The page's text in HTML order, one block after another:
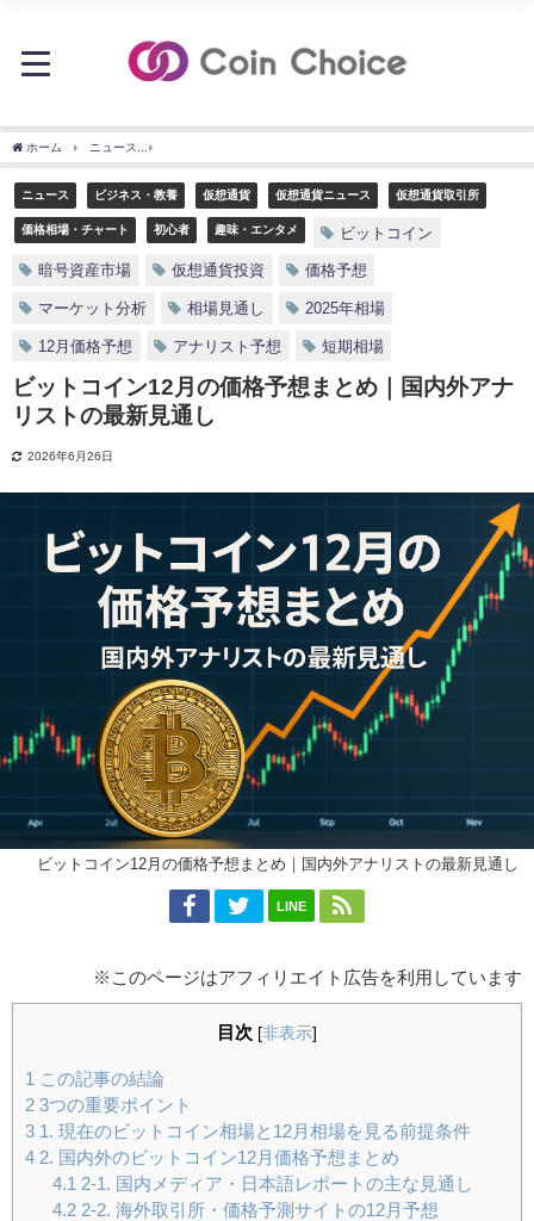
ホーム ニュース
ニュース ビジネス・教養 仮想通貨 仮想通貨ニュース 仮想通貨取引所
価格相場・チャート 初心者 趣味・エンタメ ビットコイン
暗号資産市場 仮想通貨投資 価格予想
マーケット分析 相場見通し 2025年相場
12月価格予想 アナリスト予想 短期相場
ビットコイン12月の価格予想まとめ｜国内外アナ
リストの最新見通し
2026年6月26日
ビットコイン12月の価格予想まとめ｜国内外アナリストの最新見通し
LINE
※このページはアフィリエイト広告を利用しています
目次 [非表示]
1
この記事の結論
2 3つの重要ポイント
3 1. 現在のビットコイン相場と12月相場を見る前提条件
4 2. 国内外のビットコイン12月価格予想まとめ
4.1 2-1. 国内メディア・日本語レポートの主な見通し
4.22-2. 海外取引所・価格予測サイトの12月予想